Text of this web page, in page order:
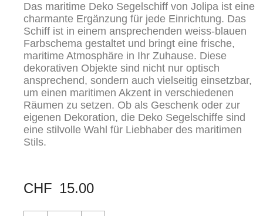
Das maritime Deko Segelschiff von Jolipa ist eine
charmante Ergänzung für jede Einrichtung. Das
Schiff ist in einem ansprechenden weiss-blauen
Farbschema gestaltet und bringt eine frische,
maritime Atmosphäre in Ihr Zuhause. Diese
dekorativen Objekte sind nicht nur optisch
ansprechend, sondern auch vielseitig einsetzbar,
um einen maritimen Akzent in verschiedenen
Räumen zu setzen. Ob als Geschenk oder zur
eigenen Dekoration, die Deko Segelschiffe sind
eine stilvolle Wahl für Liebhaber des maritimen
Stils.
CHF 15.00